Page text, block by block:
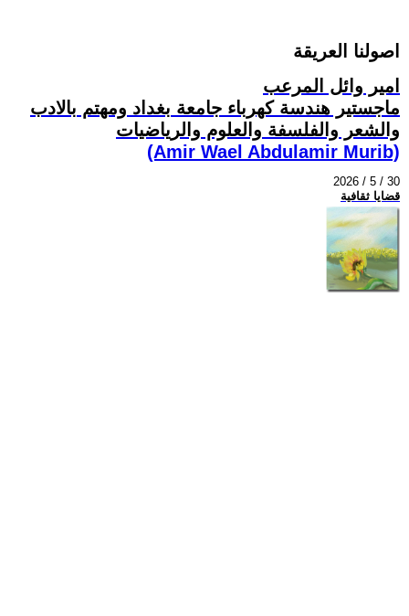
اصولنا العريقة
امير وائل المرعب
ماجستير هندسة كهرباء جامعة بغداد ومهتم بالادب
والشعر والفلسفة والعلوم والرياضيات
(Amir Wael Abdulamir Murib)
2026 / 5 / 30
قضايا ثقافية